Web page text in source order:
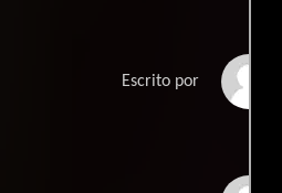
Escrito por